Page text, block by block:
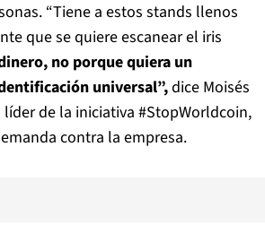
“Tiene a estos stands llenos
que se quiere escanear el iris
no porque quiera un
universal”,dice Moisés
líder de la iniciativa #StopWorldcoin,
contra la empresa.